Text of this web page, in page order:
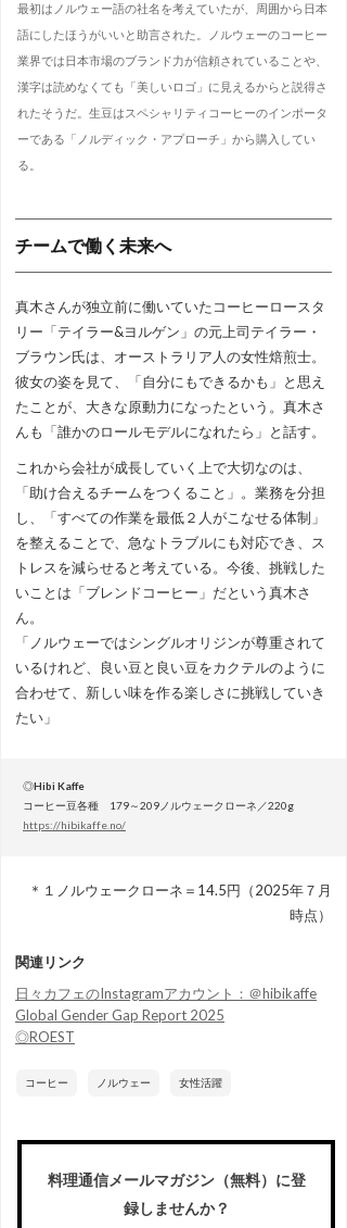
最初はノルウェー語の社名を考えていたが、周囲から日本
語にしたほうがいいと助言された。ノルウェーのコーヒー
業界では日本市場のブランド力が信頼されていることや、
漢字は読めなくても「美しいロゴ」に見えるからと説得さ
れたそうだ。生豆はスペシャリティコーヒーのインポータ
ーである「ノルディック・アプローチ」から購入してい
る。
チームで働く未来へ
真木さんが独立前に働いていたコーヒーロースタ
リー「テイラー&ヨルゲン」の元上司テイラー・
ブラウン氏は、オーストラリア人の女性焙煎士。
彼女の姿を見て、「自分にもできるかも」と思え
たことが、大きな原動力になったという。真木さ
んも「誰かのロールモデルになれたら」と話す。
これから会社が成長していく上で大切なのは、
「助け合えるチームをつくること」。業務を分担
し、「すべての作業を最低２人がこなせる体制」
を整えることで、急なトラブルにも対応でき、ス
トレスを減らせると考えている。今後、挑戦した
いことは「ブレンドコーヒー」だという真木さ
ん。
「ノルウェーではシングルオリジンが尊重されて
いるけれど、良い豆と良い豆をカクテルのように
合わせて、新しい味を作る楽しさに挑戦していき
たい」
◎Hibi Kaffe
コーヒー豆各種 179～209ノルウェークローネ／220g
https://hibikaffe.no/
＊１ノルウェークローネ＝14.5円（2025年７月
時点）
関連リンク
日々カフェのInstagramアカウント：＠hibikaffe
Global Gender Gap Report 2025
◎ROEST
コーヒー ノルウェー 女性活躍
料理通信メールマガジン（無料）に登
録しませんか？